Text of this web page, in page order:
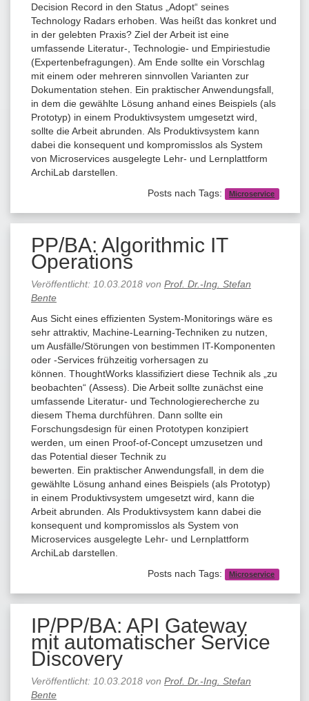
Decision Record in den Status „Adopt“ seines
Technology Radars erhoben. Was heißt das konkret und
in der gelebten Praxis? Ziel der Arbeit ist eine
umfassende Literatur-, Technologie- und Empiriestudie
(Expertenbefragungen). Am Ende sollte ein Vorschlag
mit einem oder mehreren sinnvollen Varianten zur
Dokumentation stehen. Ein praktischer Anwendungsfall,
in dem die gewählte Lösung anhand eines Beispiels (als
Prototyp) in einem Produktivsystem umgesetzt wird,
sollte die Arbeit abrunden. Als Produktivsystem kann
dabei die konsequent und kompromisslos als System
von Microservices ausgelegte Lehr- und Lernplattform
ArchiLab darstellen.
Posts nach Tags:
Microservice
PP/BA: Algorithmic IT
Operations
Veröffentlicht: 10.03.2018 von Prof. Dr.-Ing. Stefan
Bente
Aus Sicht eines effizienten System-Monitorings wäre es
sehr attraktiv, Machine-Learning-Techniken zu nutzen,
um Ausfälle/Störungen von bestimmen IT-Komponenten
oder -Services frühzeitig vorhersagen zu
können. ThoughtWorks klassifiziert diese Technik als „zu
beobachten“ (Assess). Die Arbeit sollte zunächst eine
umfassende Literatur- und Technologierecherche zu
diesem Thema durchführen. Dann sollte ein
Forschungsdesign für einen Prototypen konzipiert
werden, um einen Proof-of-Concept umzusetzen und
das Potential dieser Technik zu
bewerten. Ein praktischer Anwendungsfall, in dem die
gewählte Lösung anhand eines Beispiels (als Prototyp)
in einem Produktivsystem umgesetzt wird, kann die
Arbeit abrunden. Als Produktivsystem kann dabei die
konsequent und kompromisslos als System von
Microservices ausgelegte Lehr- und Lernplattform
ArchiLab darstellen.
Posts nach Tags:
Microservice
IP/PP/BA: API Gateway
mit automatischer Service
Discovery
Veröffentlicht: 10.03.2018 von Prof. Dr.-Ing. Stefan
Bente